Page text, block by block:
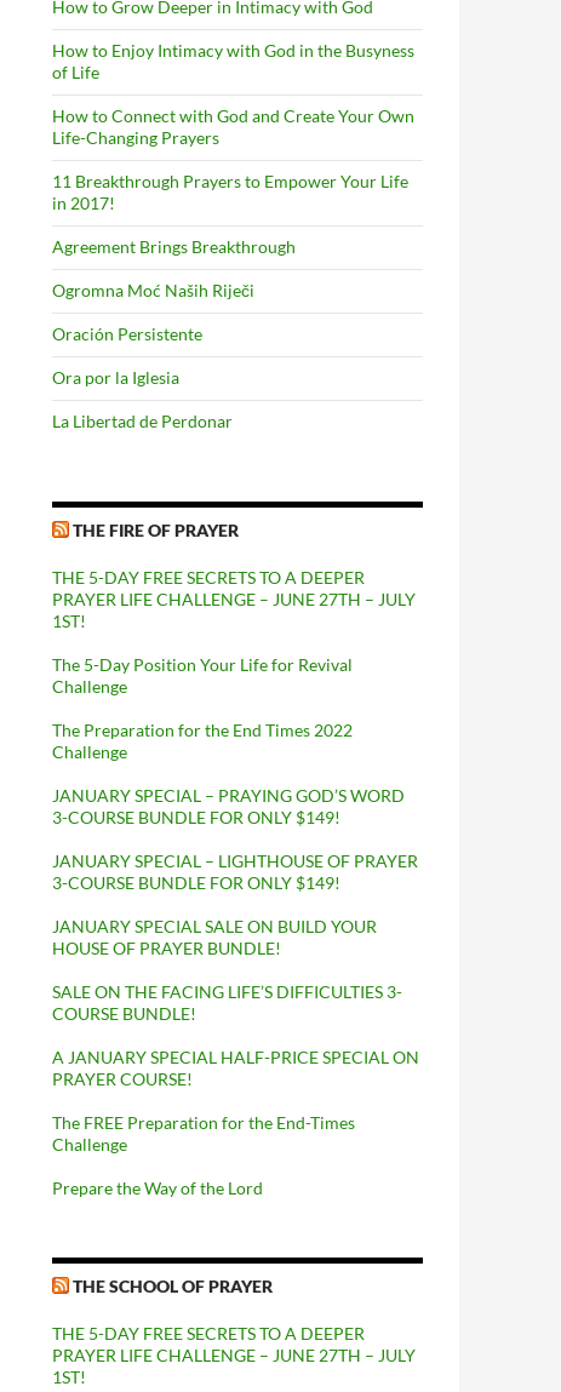
How to Grow Deeper in Intimacy with God
How to Enjoy Intimacy with God in the Busyness
of Life
How to Connect with God and Create Your Own
Life-Changing Prayers
11 Breakthrough Prayers to Empower Your Life
in 2017!
Agreement Brings Breakthrough
Ogromna Moć Naših Riječi
Oración Persistente
Ora por la Iglesia
La Libertad de Perdonar
THE FIRE OF PRAYER
THE 5-DAY FREE SECRETS TO A DEEPER
PRAYER LIFE CHALLENGE – JUNE 27TH – JULY
1ST!
The 5-Day Position Your Life for Revival
Challenge
The Preparation for the End Times 2022
Challenge
JANUARY SPECIAL – PRAYING GOD’S WORD
3-COURSE BUNDLE FOR ONLY $149!
JANUARY SPECIAL – LIGHTHOUSE OF PRAYER
3-COURSE BUNDLE FOR ONLY $149!
JANUARY SPECIAL SALE ON BUILD YOUR
HOUSE OF PRAYER BUNDLE!
SALE ON THE FACING LIFE’S DIFFICULTIES 3-
COURSE BUNDLE!
A JANUARY SPECIAL HALF-PRICE SPECIAL ON
PRAYER COURSE!
The FREE Preparation for the End-Times
Challenge
Prepare the Way of the Lord
THE SCHOOL OF PRAYER
THE 5-DAY FREE SECRETS TO A DEEPER
PRAYER LIFE CHALLENGE – JUNE 27TH – JULY
1ST!